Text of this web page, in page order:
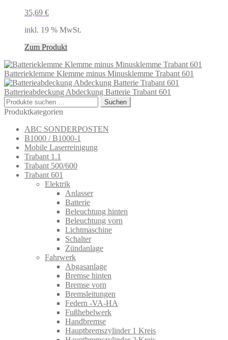
35,69 €
inkl. 19 % MwSt.
Zum Produkt
Batterieklemme Klemme minus Minusklemme Trabant 601
Batterieabdeckung Abdeckung Batterie Trabant 601
Suchen
nach:
Suchen
Produktkategorien
ABC SONDERPOSTEN
B1000 / B1000-1
Mobile Laserreinigung
Trabant 1.1
Trabant 500/600
Trabant 601
Elektrik
Anlasser
Batterie
Beleuchtung hinten
Beleuchtung vorn
Lichtmaschine
Schalter
Zündanlage
Fahrwerk
Abgasanlage
Bremse hinten
Bremse vorn
Bremsleitungen
Federn -VA-HA
Fußhebelwerk
Handbremse
Hauptbremszylinder 1 Kreis